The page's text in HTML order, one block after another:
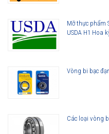
Mỡ thực phẩm
USDA H1 Hoa
Vòng bi bạc
Các loại vòng